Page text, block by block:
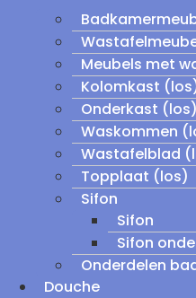
Meubels met
Kolomkast
Onderkast (los)
Waskommen
Wastafelblad
Topplaat (los)
Sifon
Sifon
Sifon
Onderdelen
Douche